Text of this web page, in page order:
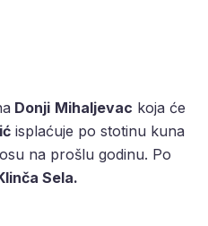
Donji Mihaljevac koja će
isplaćuje po stotinu kuna
na prošlu godinu. Po
Sela.